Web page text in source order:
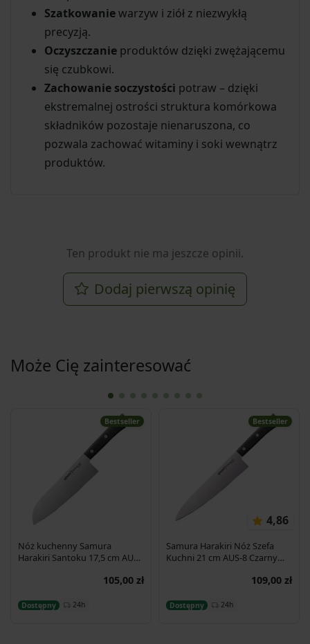
Szatkowaniewarzyw i ziół z niezwykłą
precyzją.
Oczyszczanie produktów dzięki zwężającemu
się czubkowi.
Zachowanie soczystości potraw – dzięki
ekstremalnej ostrości struktura komórkowa
składników pozostaje nienaruszona, co
pozwala zachować witaminy i soki wewnątrz
produktów.
Ten produkt nie ma jeszcze opinii.
Dodaj pierwszą opinię
Może Cię zainteresować
Bestseller
Nóż kuchenny Samura
Harakiri Santoku 17,5 cm AUS-
105,00 zł
Dostępny 24h
Dodaj do koszyka
Bestseller
4,86
Samura Harakiri Nóż Szefa
Kuchni 21 cm AUS-8 Czarny
109,00 zł
Dostępny 24h
Dodaj do koszyka